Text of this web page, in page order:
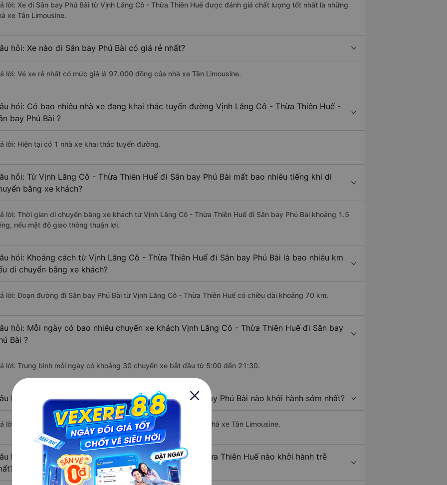
lời: Xe đi Sân bay Phú Bài từ Vịnh Lăng Cô - Thừa Thiên Huế được đánh giá chất lượng tốt nhất là những
xe Tân Limousine.
hỏi: Xe nào đi Sân bay Phú Bài có giá rẻ nhất?
lời: Vé xe rẻ nhất có mức giá là 97.000 đồng của nhà xe Tân Limousine.
hỏi: Có bao nhiêu nhà xe đang khai thác tuyến đường Vịnh Lăng Cô - Thừa Thiên Huế -
bay Phú Bài ?
lời: Hiện tại có 1 nhà xe khai thác tuyến đường.
hỏi: Từ Vịnh Lăng Cô - Thừa Thiên Huế đi Sân bay Phú Bài mất bao nhiêu tiếng khi di
bằng xe khách?
lời: Thời gian di chuyển bằng xe khách từ Vịnh Lăng Cô - Thừa Thiên Huế đi Sân bay Phú Bài khoảng 1.5
nếu mật độ giao thông thuận lợi.
hỏi: Khoảng cách từ Vịnh Lăng Cô - Thừa Thiên Huế đi Sân bay Phú Bài là bao nhiêu km
di chuyển bằng xe khách?
lời: Đoạn đường đi Sân bay Phú Bài từ Vịnh Lăng Cô - Thừa Thiên Huế có chiều dài khoảng 70 km.
hỏi: Mỗi ngày có bao nhiêu chuyến xe khách Vịnh Lăng Cô - Thừa Thiên Huế đi Sân bay
Bài ?
lời: Trung bình mỗi ngày có khoảng 30 chuyến xe bắt đầu từ 5:00 đến 21:30.
hỏi: Nhà xe đi Vịnh Lăng Cô - Thừa Thiên Huế Sân bay Phú Bài nào khởi hành sớm nhất?
lời: Chuyến xe có giờ xuất phát sớm nhất vào lúc 5:00 là của nhà xe Tân Limousine.
hỏi: Nhà xe đi Sân bay Phú Bài từ Vịnh Lăng Cô - Thừa Thiên Huế nào khởi hành trễ